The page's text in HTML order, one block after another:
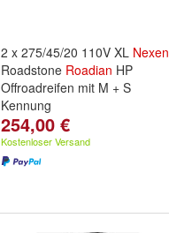
2 x 275/45/20 110V XL Nexen
Roadstone Roadian HP
Offroadreifen mit M + S
Kennung
254,00 €
Kostenloser Versand